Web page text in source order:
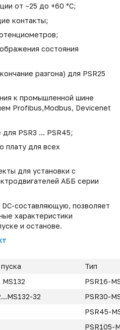
от –25 до +60 °C;
контакты;
;
состояния
разгона) для PSR25
к промышленной шине
Profibus,Modbus, Devicenet
для PSR3 … PSR45;
плату для всех
для установки c
АББ серии
составляющую, позволяет
характеристики
и останове.
Тип
MS132
PSR16-
32
PSR30-
PSR45-
PSR105-